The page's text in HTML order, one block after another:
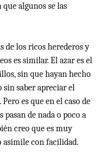
algunos se las
de los ricos herederos y
es similar. El azar es el
sin que hayan hecho
sin saber apreciar el
es que en el caso de
pasan de nada o poco a
creo que es muy
con facilidad.